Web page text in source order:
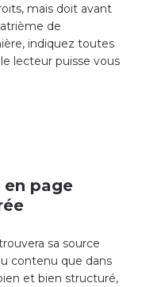
mais doit avant
de
indiquez toutes
lecteur puisse vous
en page
sa source
contenu que dans
et bien structuré,